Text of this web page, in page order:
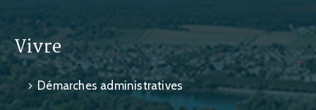
Vivre
Démarches administratives